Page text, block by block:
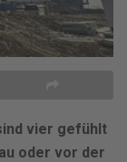
vier gefühlt
oder vor der